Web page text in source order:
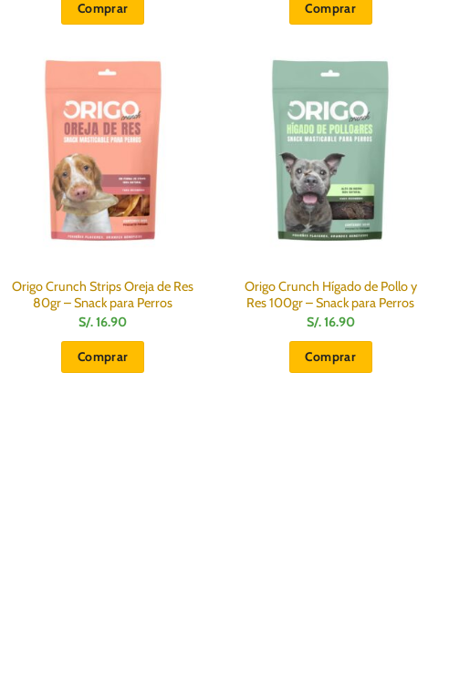
Comprar Comprar
Origo Crunch Strips Oreja de Res
80gr – Snack para Perros
S/.16.90
Comprar
Origo Crunch Hígado de Pollo y
Res 100gr – Snack para Perros
S/.16.90
Comprar